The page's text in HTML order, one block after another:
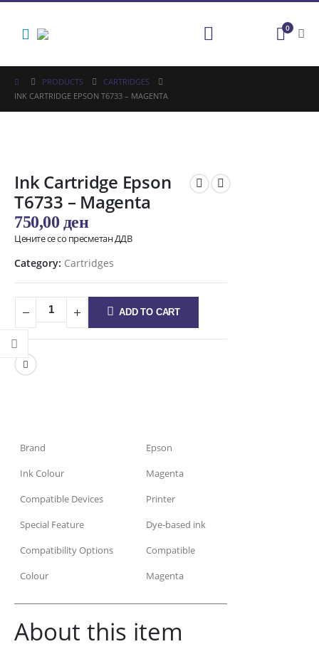
0
PRODUCTS
CARTRIDGES
INK CARTRIDGE EPSON T6733 – MAGENTA
Ink Cartridge Epson
T6733 – Magenta
750,00 ден
Цените се со пресметан ДДВ
Category: Cartridges
ADD TO CART
Brand
Epson
Ink Colour
Magenta
Compatible Devices
Printer
Special Feature
Dye-based ink
Compatibility Options
Compatible
Colour
Magenta
About this item